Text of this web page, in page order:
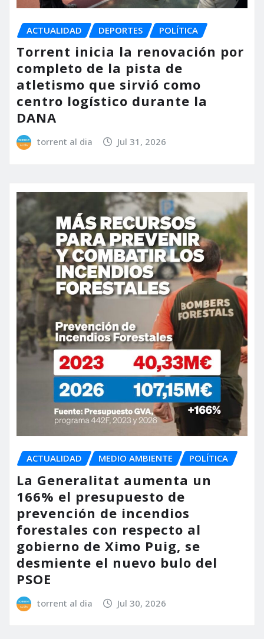
ACTUALIDAD DEPORTES POLÍTICA
Torrent inicia la renovación por
completo de la pista de
atletismo que sirvió como
centro logístico durante la
DANA
torrent al dia Jul 31, 2026
ACTUALIDAD MEDIO AMBIENTE POLÍTICA
La Generalitat aumenta un
166% el presupuesto de
prevención de incendios
forestales con respecto al
gobierno de Ximo Puig, se
desmiente el nuevo bulo del
PSOE
torrent al dia Jul 30, 2026